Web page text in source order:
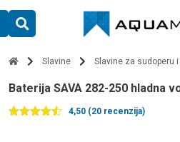
content
Slavine Slavine za sudoperu
baterija SAVA 282-250 hladna
4,50 (20 recenzija)